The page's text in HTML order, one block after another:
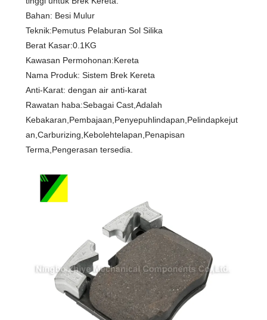
Bahan: Besi Mulur
Teknik:Pemutus Pelaburan Sol Silika
Berat Kasar:0.1KG
Kawasan Permohonan:Kereta
Nama Produk: Sistem Brek Kereta
Anti-Karat: dengan air anti-karat
Rawatan haba:Sebagai Cast,Adalah
Kebakaran,Pembajaan,Penyepuhlindapan,Pelindapkejut
an,Carburizing,Kebolehtelapan,Penapisan
Terma,Pengerasan tersedia.